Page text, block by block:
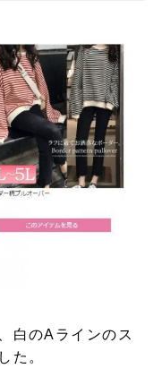
白のAラインのス
た。